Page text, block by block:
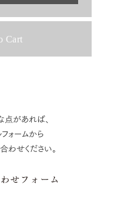
があれば、
ォームから
せください。